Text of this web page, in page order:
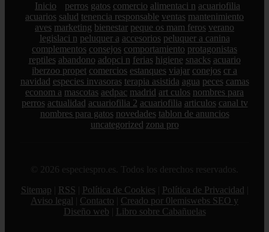
Inicio perros gatos comercio alimentaci n acuariofilia
acuarios salud tenencia responsable ventas mantenimiento
aves marketing bienestar peque os mam feros verano
legislaci n peluquer a accesorios peluquer a canina
complementos consejos comportamiento protagonistas
reptiles abandono adopci n ferias higiene snacks acuario
iberzoo propet comercios estanques viajar conejos cr a
navidad especies invasoras terapia asistida agua peces camas
econom a mascotas aedpac madrid art culos nombres para
perros actualidad acuariofilia 2 acuariofilia articulos canal tv
nombres para gatos novedades tablon de anuncios
uncategorized zona pro
© 2026 especiespro.es. Todos los derechos reservados.
Sitemap
RSS Política de Cookies Política de Privacidad
Aviso legal
Contacto
Creado por 0lemiswebs SEO y
Diseño web
Libro sobre Cabañuelas